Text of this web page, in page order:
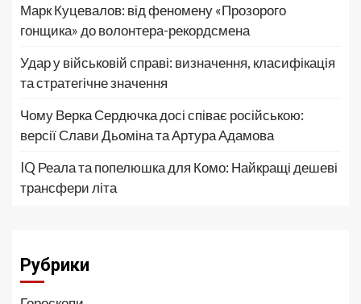
Марк Куцевалов: від феномену «Прозорого
гонщика» до волонтера-рекордсмена
Удар у військовій справі: визначення, класифікація
та стратегічне значення
Чому Верка Сердючка досі співає російською:
версії Слави Дьоміна та Артура Адамова
IQ Реала та попелюшка для Комо: Найкращі дешеві
трансфери літа
Рубрики